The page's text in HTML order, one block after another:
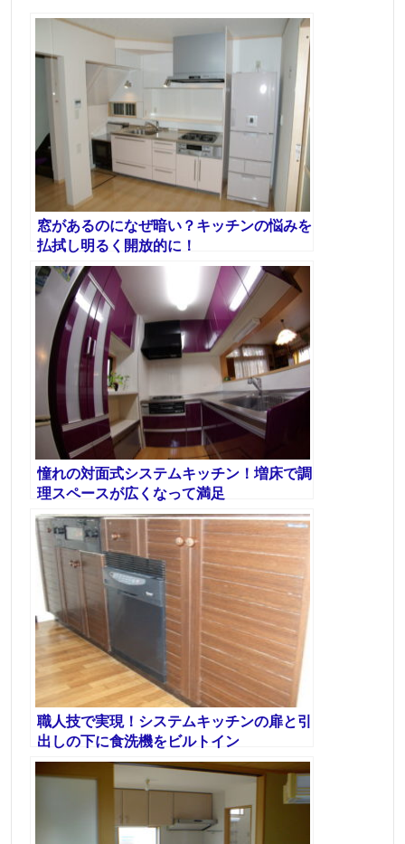
窓があるのになぜ暗い？キッチンの悩みを
払拭し明るく開放的に！
憧れの対面式システムキッチン！増床で調
理スペースが広くなって満足
職人技で実現！システムキッチンの扉と引
出しの下に食洗機をビルトイン